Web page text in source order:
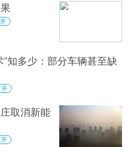
”知多少：部分车辆甚至缺
开
取消新能